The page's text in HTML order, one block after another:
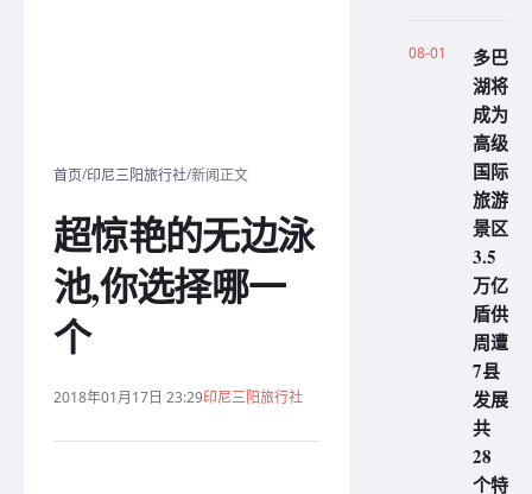
首页/印尼三阳旅行社/新闻正文
超惊艳的无边泳
池,你选择哪一
个
2018年01月17日 23:29印尼三阳旅行社
08-01
多巴
湖将
成为
高级
国际
旅游
景区
3.5
万亿
盾供
周遭
7县
发展
共
28
个特